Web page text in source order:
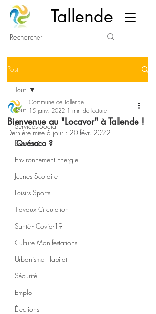
Tallende
Post
Tout
Services Social
Economie
Environnement Energie
Jeunes Scolaire
Loisirs Sports
Travaux Circulation
Santé - Covid-19
Culture Manifestations
Urbanisme Habitat
Sécurité
Emploi
Élections
Tout
Bienvenue au "Locavor" à Tallende !
Commune de Tallende
15 janv. 2022 1 min de lecture
Dernière mise à jour : 20 févr. 2022
Quésaco ?